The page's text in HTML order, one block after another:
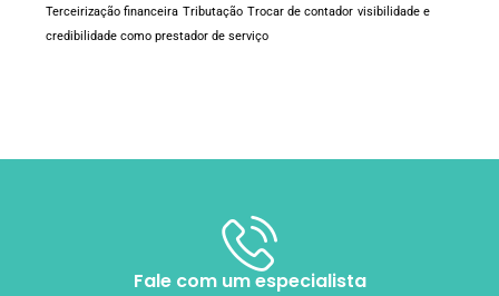
Terceirização financeira Tributação Trocar de contador visibilidade e
credibilidade como prestador de serviço
Fale com um especialista